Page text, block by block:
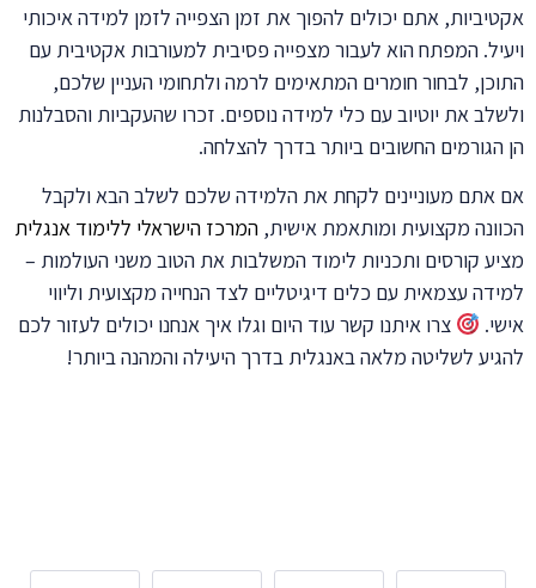
אקטיביות, אתם יכולים להפוך את זמן הצפייה לזמן למידה איכותי
ויעיל. המפתח הוא לעבור מצפייה פסיבית למעורבות אקטיבית עם
התוכן, לבחור חומרים המתאימים לרמה ולתחומי העניין שלכם,
ולשלב את יוטיוב עם כלי למידה נוספים. זכרו שהעקביות והסבלנות
הן הגורמים החשובים ביותר בדרך להצלחה.
אם אתם מעוניינים לקחת את הלמידה שלכם לשלב הבא ולקבל
הכוונה מקצועית ומותאמת אישית, המרכז הישראלי ללימוד אנגלית
מציע קורסים ותכניות לימוד המשלבות את הטוב משני העולמות –
למידה עצמאית עם כלים דיגיטליים לצד הנחייה מקצועית וליווי
אישי.
צרו איתנו קשר עוד היום וגלו איך אנחנו יכולים לעזור לכם
להגיע לשליטה מלאה באנגלית בדרך היעילה והמהנה ביותר!